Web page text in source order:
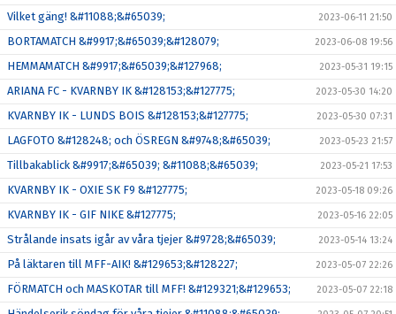
Vilket gäng! &#11088;&#65039; 2023-06-11 21:50
BORTAMATCH &#9917;&#65039;&#128079; 2023-06-08 19:56
HEMMAMATCH &#9917;&#65039;&#127968; 2023-05-31 19:15
ARIANA FC - KVARNBY IK &#128153;&#127775; 2023-05-30 14:20
KVARNBY IK - LUNDS BOIS &#128153;&#127775; 2023-05-30 07:31
LAGFOTO &#128248; och ÖSREGN &#9748;&#65039; 2023-05-23 21:57
Tillbakablick &#9917;&#65039; &#11088;&#65039; 2023-05-21 17:53
KVARNBY IK - OXIE SK F9 &#127775; 2023-05-18 09:26
KVARNBY IK - GIF NIKE &#127775; 2023-05-16 22:05
Strålande insats igår av våra tjejer &#9728;&#65039; 2023-05-14 13:24
På läktaren till MFF-AIK! &#129653;&#128227; 2023-05-07 22:26
FÖRMATCH och MASKOTAR till MFF! &#129321;&#129653; 2023-05-07 22:18